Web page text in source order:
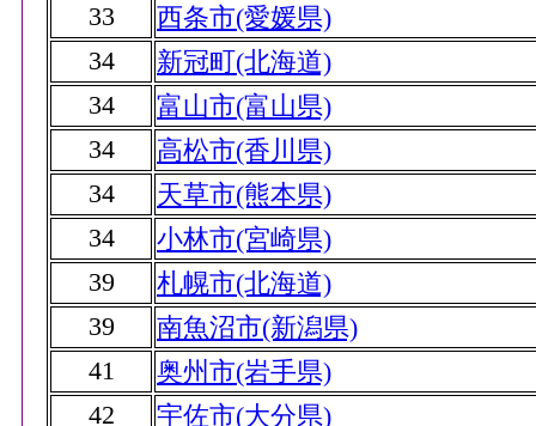
33
西条市(愛媛県)
34
新冠町(北海道)
34
富山市(富山県)
34
高松市(香川県)
34
天草市(熊本県)
34
小林市(宮崎県)
39
札幌市(北海道)
39
南魚沼市(新潟県)
41
奥州市(岩手県)
42
宇佐市(大分県)